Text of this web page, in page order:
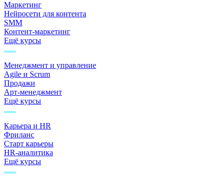
Маркетинг
Нейросети для контента
SMM
Контент-маркетинг
Ещё курсы
Менеджмент и управление
Agile и Scrum
Продажи
Арт-менеджмент
Ещё курсы
Карьера и HR
Фриланс
Старт карьеры
HR-аналитика
Ещё курсы